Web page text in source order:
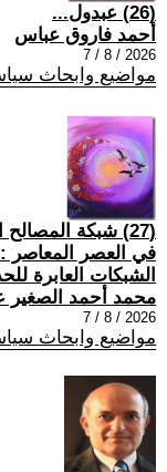
(26) عبدول...
أحمد فاروق عباس
2026 / 8 / 7
مواضيع وابحاث
(27) شبكة المصالح
في العصر المعاصر
الشبكات العابرة
محمد أحمد الصغير
2026 / 8 / 7
مواضيع وابحاث